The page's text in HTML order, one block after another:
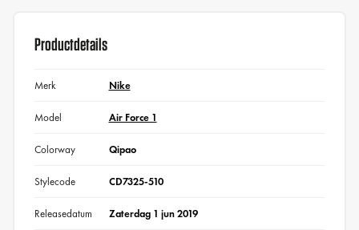
Productdetails
Merk Nike
Model Air Force 1
Colorway Qipao
Stylecode CD7325-510
Releasedatum Zaterdag 1 jun 2019